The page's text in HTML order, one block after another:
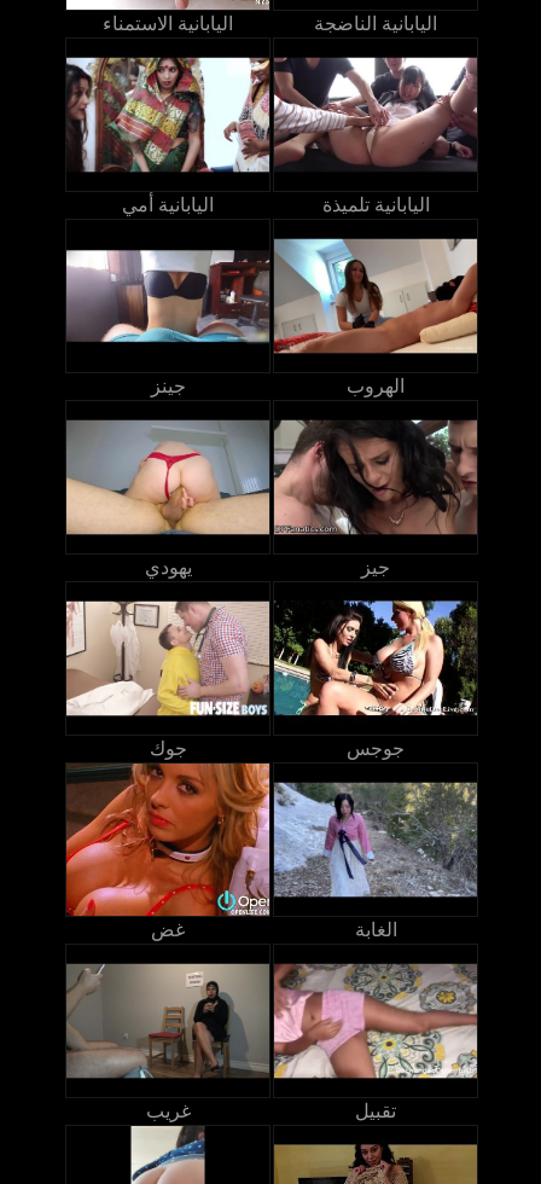
اليابانية الاستمناء اليابانية الناضجة
اليابانية أمي اليابانية تلميذة
جينز الهروب
يهودي جيز
جوك جوجس
غض الغابة
غريب تقبيل